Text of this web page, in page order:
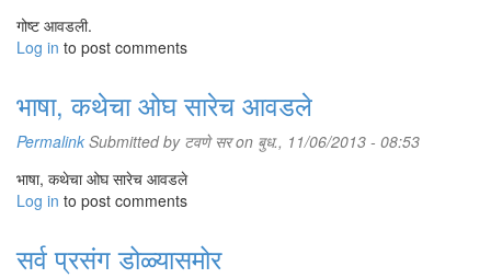
गोष्ट आवडली.
Log in to post comments
भाषा, कथेचा ओघ सारेच आवडले
Permalink Submitted by टवणे सरon बुध., 11/06/2013 - 08:53
भाषा, कथेचा ओघ सारेच आवडले
Log in to post comments
सर्व प्रसंग डोळ्यासमोर